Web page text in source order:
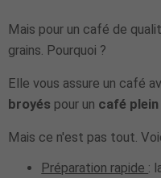
Mais pour un café de
grains. Pourquoi ?
Elle vous assure un café
broyés pour un café
Mais ce n'est pas tout.
Préparation rapide :